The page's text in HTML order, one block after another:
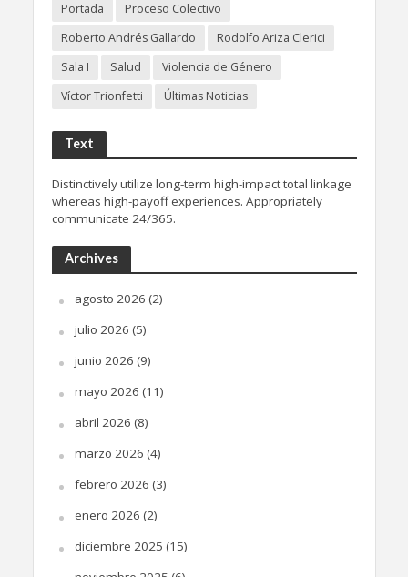
Portada
Proceso Colectivo
Roberto Andrés Gallardo
Rodolfo Ariza Clerici
Sala I
Salud
Violencia de Género
Víctor Trionfetti
Últimas Noticias
Text
Distinctively utilize long-term high-impact total linkage
whereas high-payoff experiences. Appropriately
communicate 24/365.
Archives
agosto 2026 (2)
julio 2026 (5)
junio 2026 (9)
mayo 2026 (11)
abril 2026 (8)
marzo 2026 (4)
febrero 2026 (3)
enero 2026 (2)
diciembre 2025 (15)